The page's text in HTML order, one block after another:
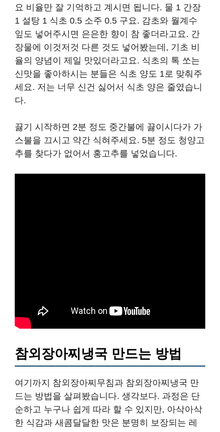
요 비율만 잘 기억하고 계시면 됩니다. 물 1 간장
1 설탕 1 식초 0.5 소주 0.5 구요. 감초와 월계수
잎도 넣어주시면 은은한 향이 참 좋더라고요. 간
장물에 이것저것 다른 것도 넣어봤는데, 기초 비
율의 양념이 제일 맛있더라고요. 식초의 톡 쏘는
신맛을 좋아하시는 분들은 식초 양도 1로 맞춰주
세요. 저는 너무 신건 싫어서 식초 양은 줄였습니
다.
끓기 시작하면 2분 정도 중간불에 끓이시다가 가
스불을 끄시고 약간 식혀주세요. 5분 정도 청양고
추를 찾다가 없어서 홍고추를 넣었습니다.
참외장아찌냉국 만드는 방법
여기까지 참외장아찌무침과 참외장아찌냉국 만
드는 방법을 살펴봤습니다. 생각보다. 과정은 단
순하고 누구나 쉽게 따라 할 수 있지만, 아삭아삭
한 식감과 새콤달달한 맛은 분명히 보장되는 레